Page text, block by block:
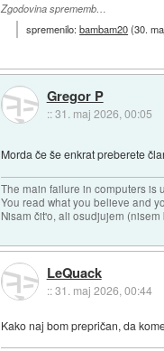
Zgodovina sprememb…
spremenilo:bambam20(30.
Gregor P
::31. maj 2026, 00:05
Morda če še enkrat preberete
The main failure in computers is
You read what you believe and
Nisam čit'o, ali osudjujem
LeQuack
::31. maj 2026, 00:44
Kako naj bom prepričan, da